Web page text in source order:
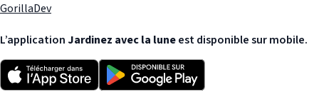
GorillaDev
L’application Jardinez avec la luneest disponible sur mobile.